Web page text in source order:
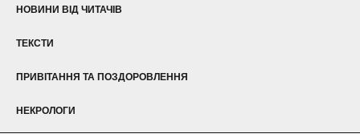
НОВИНИ ВІД ЧИТАЧІВ
ТЕКСТИ
ПРИВІТАННЯ ТА ПОЗДОРОВЛЕННЯ
НЕКРОЛОГИ